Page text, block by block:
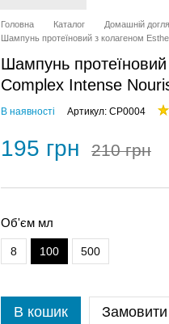
Головна Каталог Домашній
Шампунь протеїновий з колагеном
Шампунь
Complex Intense
В наявності Артикул: CP0004
195 грн 210 грн
Об'єм мл
8 100 500
В кошик